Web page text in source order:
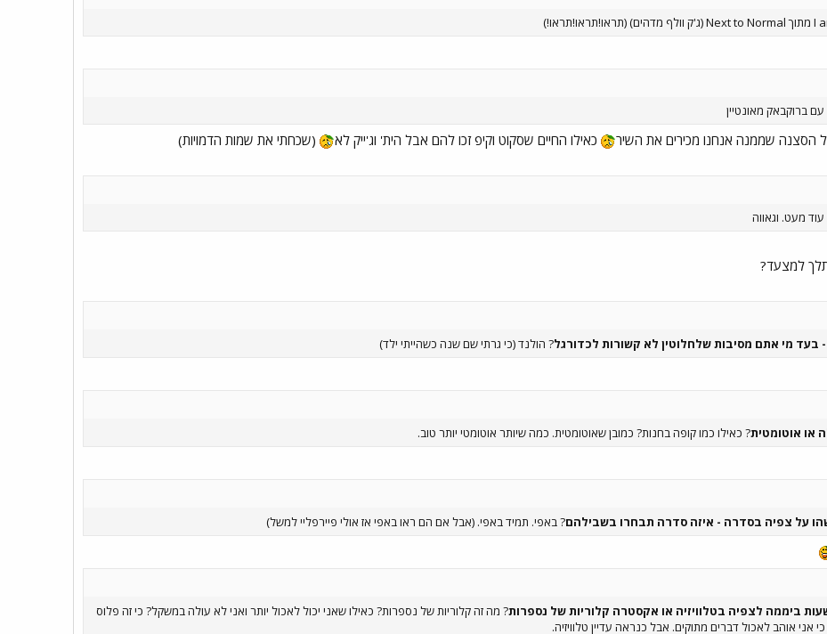
הסצנה שממנה אנחנו מכירים את השיר כאילו החיים שסקוט וקיפ זכו להם אבל הית' וג'ייק לא (שכחתי את שמות הדמויות)
עוד מעט. וגאווה
למצעד?
בעד מי אתם מסיבות שלחלוטין לא קשורות לכדורגל? הולנד (כי גרתי שם שנה כשהייתי ילד)
או אוטומטית? כאילו כמו קופה בחנות? כמובן שאוטומטית. כמה שיותר אוטומטי יותר טוב.
על צפיה בסדרה - איזה סדרה תבחרו בשבילהם? באפי. תמיד באפי. (אבל אם הם ראו באפי אז אולי פיירפליי למשל)
ביממה לצפיה בטלוויזיה או אקסטרה קלוריות של נספרות? מה זה קלוריות של נספרות? כאילו שאני יכול לאכול יותר ואני לא עולה במשקל? כי זה פלוס
אני אוהב לאכול דברים מתוקים. אבל כנראה עדיין טלוויזיה.